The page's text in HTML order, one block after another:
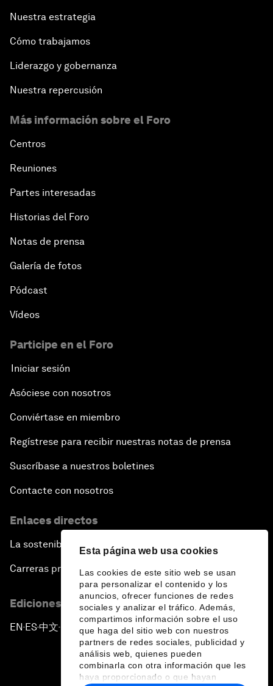
Esta página web usa cookies
Las cookies de este sitio web se usan
para personalizar el contenido y los
anuncios, ofrecer funciones de redes
sociales y analizar el tráfico. Además,
compartimos información sobre el uso
que haga del sitio web con nuestros
partners de redes sociales, publicidad y
análisis web, quienes pueden
combinarla con otra información que les
haya proporcionado o que hayan
Getting Ready for the Fourth Industrial Revolution
Rethinking Market Capitalism
How to Implement the SDGs
How to Make Latin America Safer
Keeping the Commitment on Climate Change
Productive Latin America
Fighting Corruption: The New Way Forward
Latin America's Energy Transition
Fostering Development and Entrepreneurship in
the Fourth Industrial Revolution
Nuestra estrategia
Cómo trabajamos
Liderazgo y gobernanza
Nuestra repercusión
Más información sobre el Foro
Centros
Reuniones
Partes interesadas
Historias del Foro
Notas de prensa
Galería de fotos
Pódcast
Vídeos
Participe en el Foro
Iniciar sesión
Asóciese con nosotros
Conviértase en miembro
Regístrese para recibir nuestras notas de prensa
Suscríbase a nuestros boletines
Contacte con nosotros
Enlaces directos
La sostenibilidad en el Foro
Carreras profesionales
Ediciones en otros idiomas
EN ▪ES▪中文▪ 日本語